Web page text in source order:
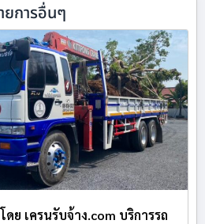
ยการอื่นๆ
ดย เครนรับจ้าง.com บริการรถ